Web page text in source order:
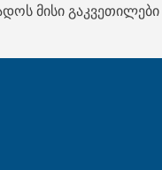
მისი გაკვეთილები